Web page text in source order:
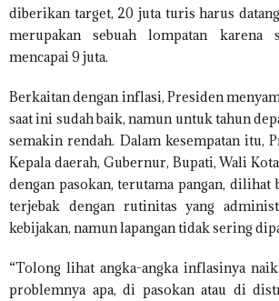
diberikan target, 20 juta turis harus
merupakan sebuah lompatan karena
mencapai 9 juta.
Berkaitan dengan inflasi, Presiden
saat ini sudah baik, namun untuk tahun
semakin rendah. Dalam kesempatan itu,
Kepala daerah, Gubernur, Bupati, Wali
dengan pasokan, terutama pangan,
terjebak dengan rutinitas yang
kebijakan, namun lapangan tidak sering
“Tolong lihat angka-angka inflasinya
problemnya apa, di pasokan atau di